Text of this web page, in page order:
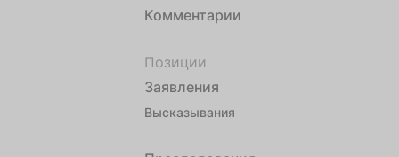
Комментарии
Позиции
Заявления
Высказывания